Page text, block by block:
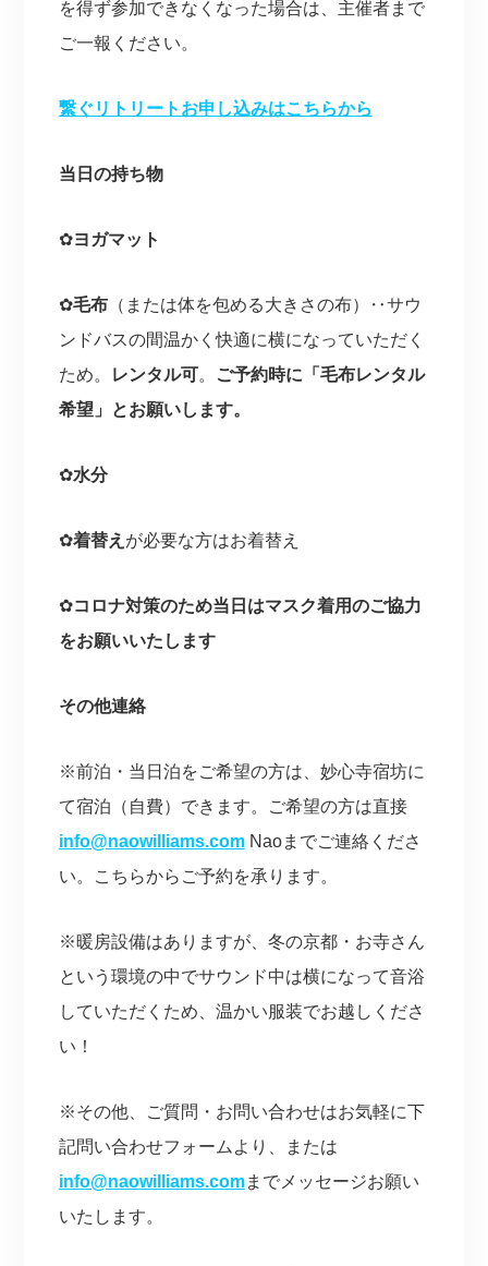
を得ず参加できなくなった場合は、主催者まで
ご一報ください。
繋ぐリトリートお申し込みはこちらから
当日の持ち物
✿ヨガマット
✿毛布（または体を包める大きさの布）‥サウ
ンドバスの間温かく快適に横になっていただく
ため。
レンタル可。
ご予約時に「毛布レンタル
希望」とお願いします。
✿水分
✿着替え が必要な方はお着替え
✿コロナ対策のため当日はマスク着用のご協力
をお願いいたします
その他連絡
※前泊・当日泊をご希望の方は、妙心寺宿坊に
て宿泊（自費）できます。ご希望の方は直接
info@naowilliams.comNaoまでご連絡くださ
い。こちらからご予約を承ります。
※暖房設備はありますが、冬の京都・お寺さん
という環境の中でサウンド中は横になって音浴
していただくため、温かい服装でお越しくださ
い！
※その他、ご質問・お問い合わせはお気軽に下
記問い合わせフォームより、または
info@naowilliams.comまでメッセージお願い
いたします。